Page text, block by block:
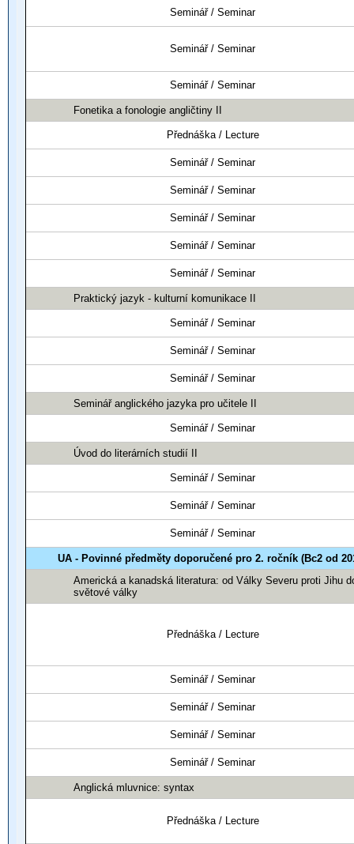
Seminář / Seminar
Seminář / Seminar
Seminář / Seminar
Fonetika a fonologie angličtiny II
Přednáška / Lecture
Seminář / Seminar
Seminář / Seminar
Seminář / Seminar
Seminář / Seminar
Seminář / Seminar
Praktický jazyk - kulturní komunikace II
Seminář / Seminar
Seminář / Seminar
Seminář / Seminar
Seminář anglického jazyka pro učitele II
Seminář / Seminar
Úvod do literárních studií II
Seminář / Seminar
Seminář / Seminar
Seminář / Seminar
UA - Povinné předměty doporučené pro 2. ročník (Bc2 od
Americká a kanadská literatura: od Války Severu proti Jihu
světové války
Přednáška / Lecture
Seminář / Seminar
Seminář / Seminar
Seminář / Seminar
Seminář / Seminar
Anglická mluvnice: syntax
Přednáška / Lecture